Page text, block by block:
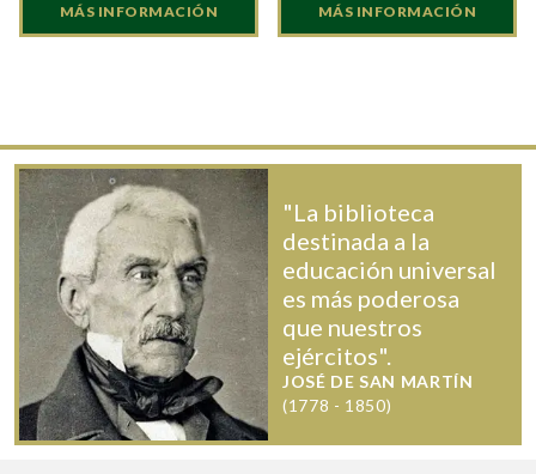
MÁS INFORMACIÓN MÁS INFORMACIÓN
"La biblioteca
destinada a la
educación universal
es más poderosa
que nuestros
ejércitos".
JOSÉ DE SAN MARTÍN
(1778 - 1850)